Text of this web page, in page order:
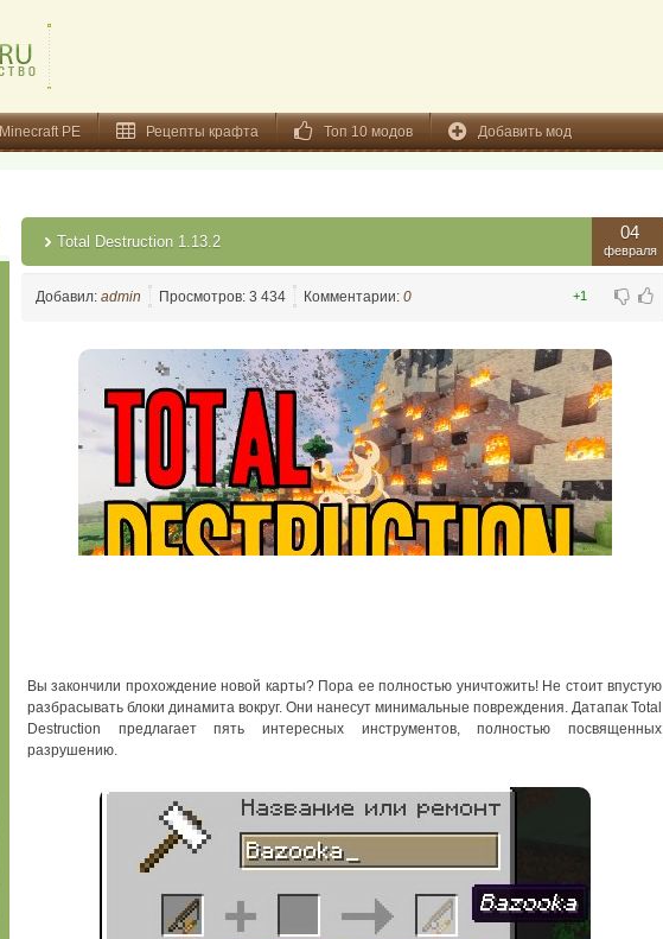
Minecraft PE Рецепты крафта Топ 10 модов Добавить мод
Total Destruction 1.13.2 04
февраля
Добавил: admin Просмотров: 3 434 Комментарии: 0 +1
Вы закончили прохождение новой карты? Пора ее полностью уничтожить! Не стоит впустую
разбрасывать блоки динамита вокруг. Они нанесут минимальные повреждения. Датапак Total
Destruction предлагает пять интересных инструментов, полностью посвященных
разрушению.